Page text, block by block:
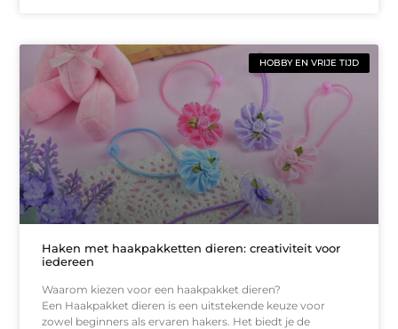
HOBBY EN VRIJE TIJD
Haken met haakpakketten dieren: creativiteit voor
iedereen
Waarom kiezen voor een haakpakket dieren?
Een Haakpakket dieren is een uitstekende keuze voor
zowel beginners als ervaren hakers. Het biedt je de